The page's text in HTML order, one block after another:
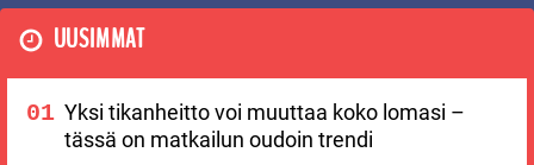
UUSIMMAT
Yksi tikanheitto voi muuttaa koko lomasi –
tässä on matkailun oudoin trendi